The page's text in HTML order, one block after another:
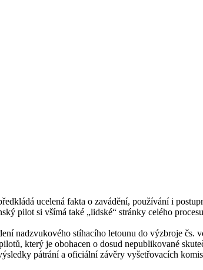
ucelená fakta o zavádění, používání i
pilot si všímá také „lidské“ stránky celého
nadzvukového stíhacího letounu do výzbroje čs.
který je obohacen o dosud nepublikované
pátrání a oficiální závěry vyšetřovacích